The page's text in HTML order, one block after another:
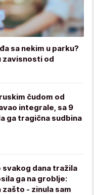
sa nekim u parku?
zavisnosti od
čudom od
integrale, sa 9
ga tragična sudbina
svakog dana tražila
ga na groblje:
- zinula sam